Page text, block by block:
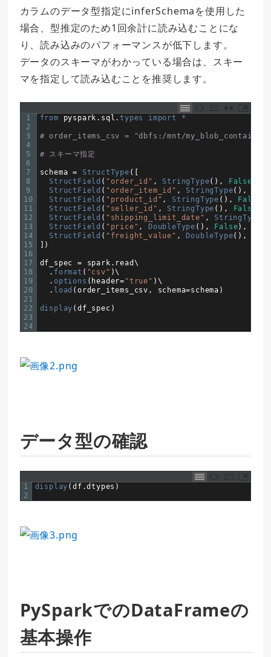
カラムのデータ型指定にinferSchemaを使用した
場合、型推定のため1回余計に読み込むことにな
り、読み込みのパフォーマンスが低下します。
データのスキーマがわかっている場合は、スキー
マを指定して読み込むことを推奨します。
1
2
3
4
5
6
7
8
9
10
11
12
13
14
15
16
17
18
19
20
21
22
23
24
from pyspark . sql .types import *
# order_items_csv = "dbfs:/mnt/
# スキーマ指定
schema = StructType (
StructField ( "order_id" , StringType( ) , False
StructField ( "order_item_id" , StringType( ) ,
StructField ( "product_id" , StringType ( ) , False
StructField ( "seller_id" , StringType ( ) , False
StructField ( "shipping_limit_date" , StringType
StructField ( "price" , DoubleType ( ) , False) ,
StructField ( "freight_value" , DoubleType( ) ,
)
df_spec = spark . read \
. format ( "csv" )\
.options ( header= "true" ) \
. load (order_items_csv , schema=schema )
display (df_spec )
データ型の確認
1
2
display (df .dtypes )
PySparkでのDataFrameの
基本操作